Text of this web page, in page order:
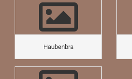
Haubenbra